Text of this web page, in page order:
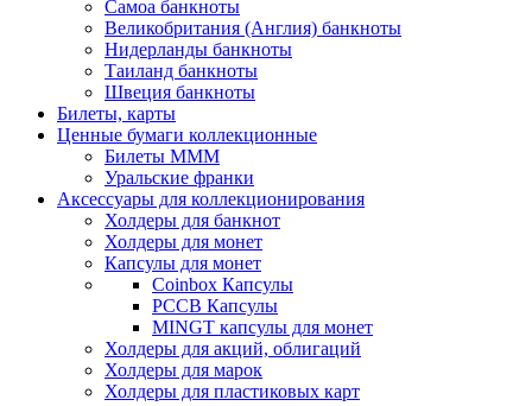
Самоа банкноты
Великобритания (Англия) банкноты
Нидерланды банкноты
Таиланд банкноты
Швеция банкноты
Билеты, карты
Ценные бумаги коллекционные
Билеты МММ
Уральские франки
Аксессуары для коллекционирования
Холдеры для банкнот
Холдеры для монет
Капсулы для монет
Coinbox Капсулы
РССВ Капсулы
MINGT капсулы для монет
Холдеры для акций, облигаций
Холдеры для марок
Холдеры для пластиковых карт